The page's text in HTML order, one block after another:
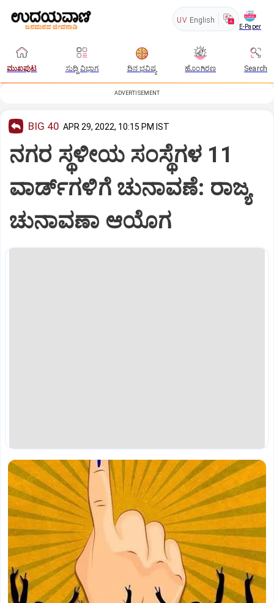
UV English
E-Paper
ಮುಖಪುಟ ಸುದ್ದಿ ವಿಭಾಗ ದಿನ ಭವಿಷ್ಯ ಹೊಂಗಿರಣ Search
ADVERTISEMENT
BIG 40 APR 29, 2022, 10:15 PM IST
ನಗರ ಸ್ಥಳೀಯ ಸಂಸ್ಥೆಗಳ 11
ವಾರ್ಡ್‌ಗಳಿಗೆ ಚುನಾವಣೆ: ರಾಜ್ಯ
ಚುನಾವಣಾ ಆಯೊಗ